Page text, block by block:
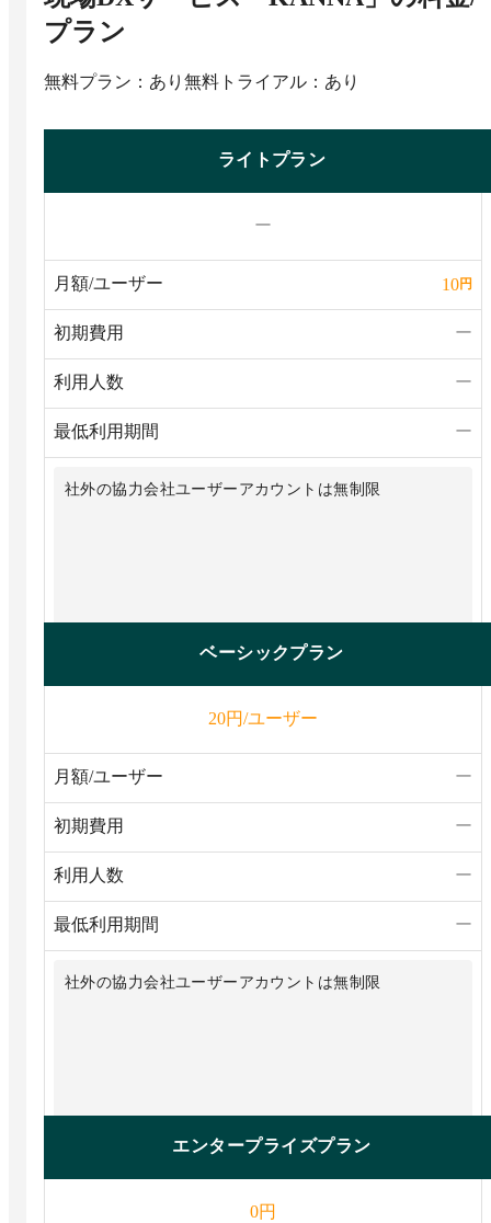
プラン
無料プラン：あり 無料トライアル：あり
ライトプラン
ー
月額/ユーザー 10円
初期費用 ー
利用人数 ー
最低利用期間 ー
社外の協力会社ユーザーアカウントは無制限
ベーシックプラン
20円/ユーザー
月額/ユーザー ー
初期費用 ー
利用人数 ー
最低利用期間 ー
社外の協力会社ユーザーアカウントは無制限
エンタープライズプラン
0円